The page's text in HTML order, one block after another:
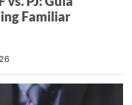
Familiar